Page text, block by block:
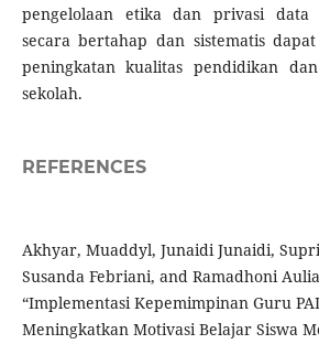
pengelolaan etika dan privasi data
secara bertahap dan sistematis
peningkatan kualitas pendidikan
sekolah.
REFERENCES
Akhyar, Muaddyl, Junaidi Junaidi,
Susanda Febriani, and Ramadhoni
“Implementasi Kepemimpinan Guru
Meningkatkan Motivasi Belajar Siswa